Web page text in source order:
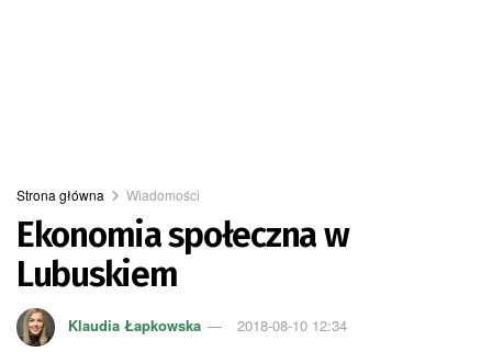
Strona główna Wiadomości
Ekonomia społeczna w
Lubuskiem
Klaudia Łapkowska 2018-08-10 12:34